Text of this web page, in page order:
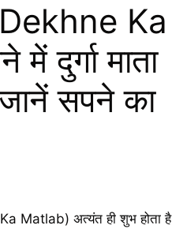
Ka
दुर्गा माता
सपने का
Matlab) अत्यंत ही शुभ होता है